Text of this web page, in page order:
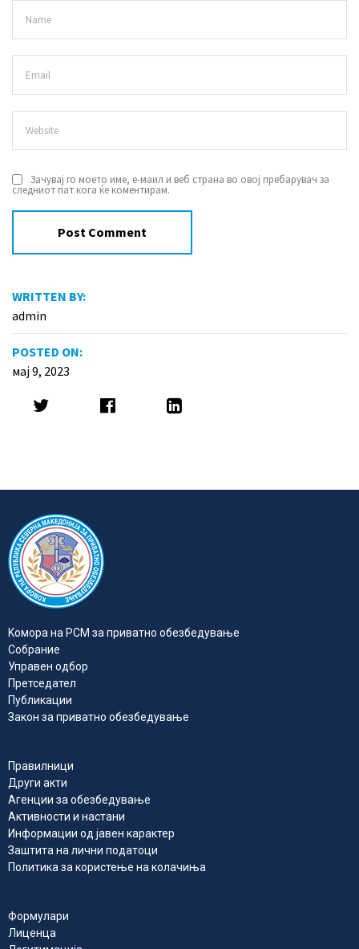
Зачувај го моето име, е-маил и веб страна во овој пребарувач за
следниот пат кога ќе коментирам.
WRITTEN BY:
admin
POSTED ON:
мај 9, 2023
Kомора на РСМ за приватно обезбедувањe
Собрание
Управен одбор
Претседател
Публикации
Закон за приватно обезбедување
Правилници
Други акти
Агенции за обезбедување
Активности и настани
Информации од јавен карактер
Заштита на лични податоци
Политика за користење на колачиња
Формулари
Лиценца